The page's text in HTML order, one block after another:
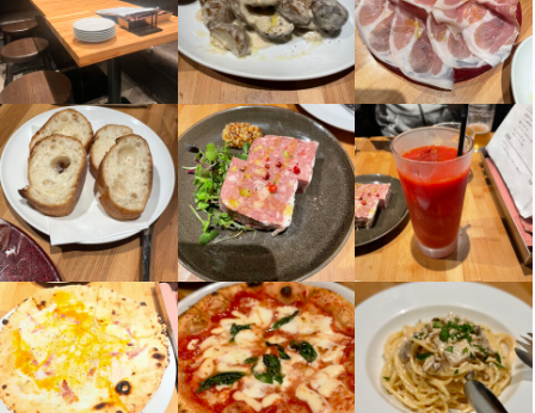
当に大切に思い、自らの仕事にプライドを持って取り組んでいる
もし、私たちと共にプロジェクトを進め、会社と共に成長したい
と思っているなら、その熱い想いを聞かせてください。独立以外
にも、この業界には夢があります。あなたがそれを証明し、共に
実現していきましょう。私もそのために日夜考え、行動します。
料理長の面接は必ず代表取締役の白鳥が直接行います。もしお互
いに納得し、共に歩んでいけると感じたら、どうすればお客様が
より笑顔になれるか、店舗の改善点や成長戦略についても真剣に
考えてください。そして、ともに実行しましょう。その結果はや
がて数字にも表れ、評価はすぐに給与に反映されます。チャンス
も常に用意しています。
その代わり、本気で腕をふるってください。アイデアを絞り出し
てください。しかし、苦しんで仕事をする必要はありません。自
面接は必ず代表取締役の白鳥が直接行います。もしお互いに納得
し、共に歩んでいけると感じたら、どうすればお客様がより笑顔
になれるか、店舗の改善点や成長戦略についても真剣に考えてく
ださい。そして、ともに実行しましょう。その結果はやがて数字
にも表れ、評価はすぐに給与に反映されます。チャンスも常に用
意しています。
その代わり、本気で腕をふるってください。アイデアを絞り出し
てください。しかし、苦しんで仕事をする必要はありません。自
由に、楽しんで仕事をしてください。そして、お客様の笑顔を共
有しましょう。
共にわくわくし、喜びを分かち合いながら成長し、稼ぎましょ
にも、この業界には夢があります。あなたがそれを証明し、共に
実現していきましょう。私もそのために日夜考え、行動します。
面接は必ず代表取締役の白鳥が直接行います。もしお互いに納得
し、共に歩んでいけると感じたら、どうすればお客様がより笑顔
になれるか、店舗の改善点や成長戦略についても真剣に考えてく
ださい。そして、ともに実行しましょう。その結果はやがて数字
にも表れ、評価はすぐに給与に反映されます。チャンスも常に用
意しています。
その代わり、本気で腕をふるってください。アイデアを絞り出し
てください。しかし、苦しんで仕事をする必要はありません。自
由に、楽しんで仕事をしてください。そして、お客様の笑顔を共
有しましょう。